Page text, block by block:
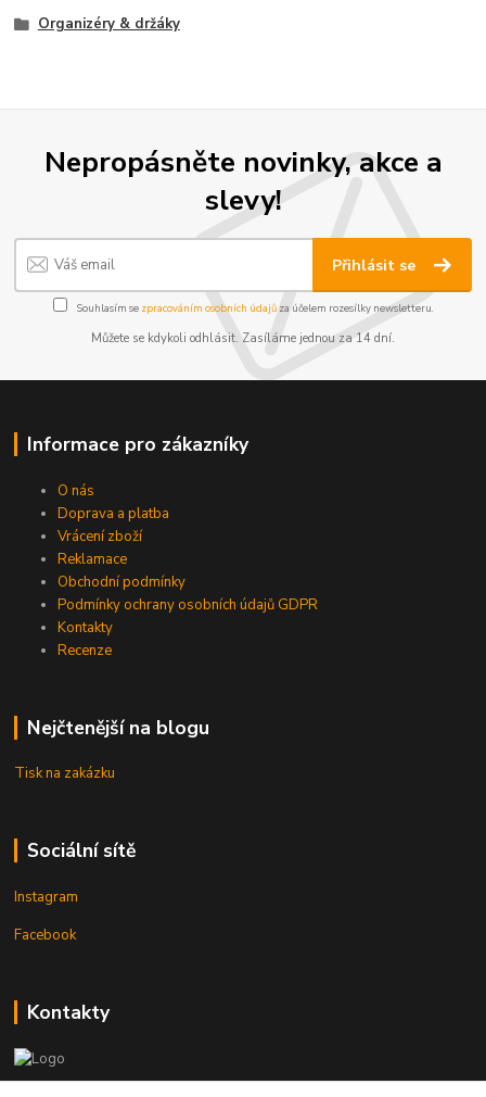
Organizéry & držáky
Nepropásněte novinky, akce a
slevy!
Přihlásit se
Souhlasím se zpracováním osobních údajůza účelem rozesílky newsletteru.
Můžete se kdykoli odhlásit. Zasíláme jednou za 14 dní.
Informace pro zákazníky
O nás
Doprava a platba
Vrácení zboží
Reklamace
Obchodní podmínky
Podmínky ochrany osobních údajů GDPR
Kontakty
Recenze
Nejčtenější na blogu
Tisk na zakázku
Sociální sítě
Instagram
Facebook
Kontakty